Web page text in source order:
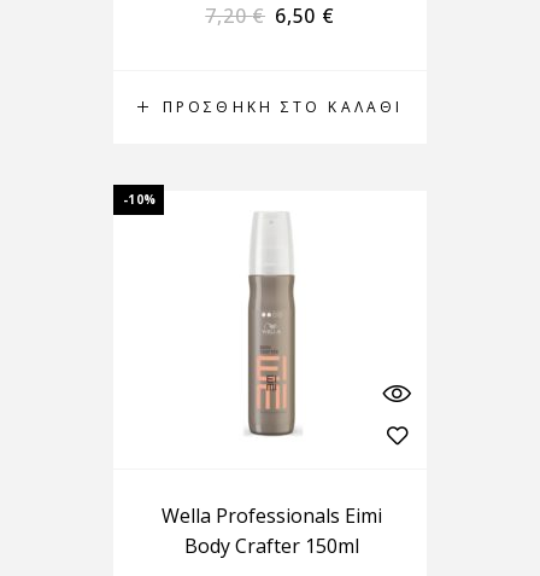
ΠΡΟΣΘΉΚΗ ΣΤΟ ΚΑΛΆΘΙ
7,20€ 6,50 €
-10%
Wella Professionals Eimi
Body Crafter 150ml